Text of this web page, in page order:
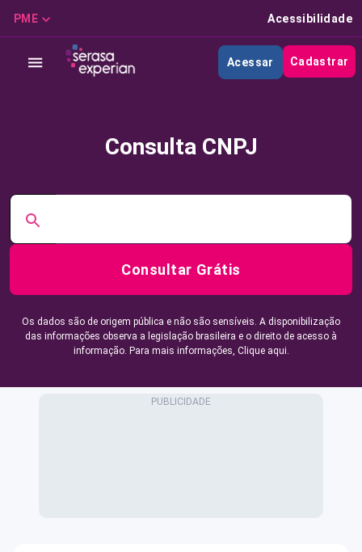
PME Acessibilidade
Acessar Cadastrar
Consulta CNPJ
Consultar Grátis
Os dados são de origem pública e não são sensíveis. A disponibilização
das informações observa a legislação brasileira e o direito de acesso à
informação. Para mais informações, Clique aqui.